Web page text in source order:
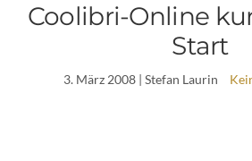
Coolibri-Online
Start
3. März 2008| Stefan Laurin